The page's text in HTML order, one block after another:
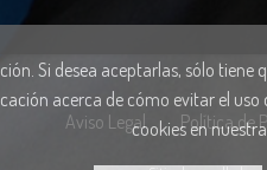
Si desea aceptarlas, sólo
acerca de cómo evitar el
cookies en
Aviso Legal Política de